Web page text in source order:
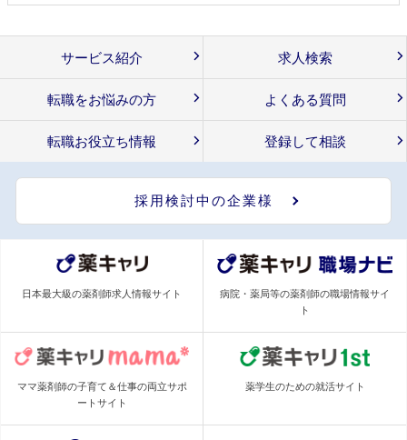
サービス紹介 求人検索
転職をお悩みの方 よくある質問
転職お役立ち情報 登録して相談
採用検討中の企業様
日本最大級の薬剤師求人情報サイト
病院・薬局等の薬剤師の職場情報サイ
ト
ママ薬剤師の子育て＆仕事の両立サポ
ートサイト
薬学生のための就活サイト